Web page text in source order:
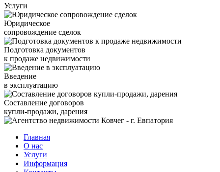
Услуги
Юридическое
сопровождение сделок
Подготовка документов
к продаже недвижимости
Введение
в эксплуатацию
Составление договоров
купли-продажи, дарения
Главная
О нас
Услуги
Информация